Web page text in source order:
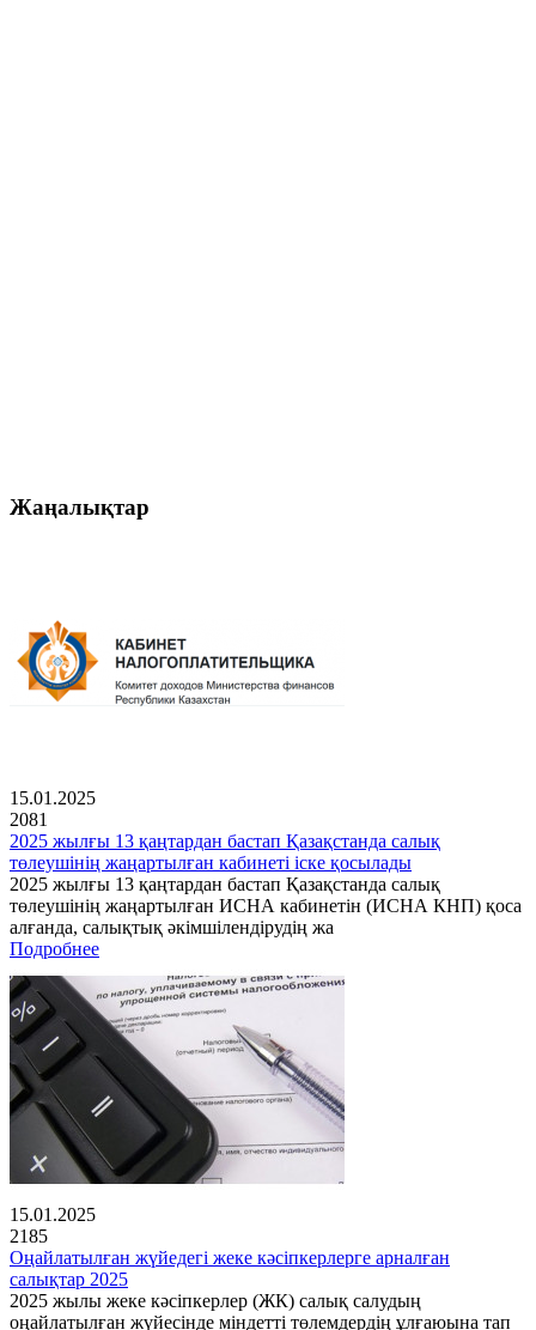
Жаңалықтар
15.01.2025
2081
2025 жылғы 13 қаңтардан бастап Қазақстанда салық
төлеушінің жаңартылған кабинеті іске қосылады
2025 жылғы 13 қаңтардан бастап Қазақстанда салық
төлеушінің жаңартылған ИСНА кабинетін (ИСНА КНП) қоса
алғанда, салықтық әкімшілендірудің жа
Подробнее
15.01.2025
2185
Оңайлатылған жүйедегі жеке кәсіпкерлерге арналған
салықтар 2025
2025 жылы жеке кәсіпкерлер (ЖК) салық салудың
оңайлатылған жүйесінде міндетті төлемдердің ұлғаюына тап